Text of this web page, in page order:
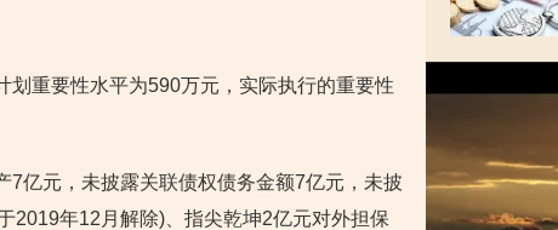
重要性水平为590万元，实际执行的重要性
亿元，未披露关联债权债务金额7亿元，未披
2019年12月解除)、指尖乾坤2亿元对外担保
频
放
器